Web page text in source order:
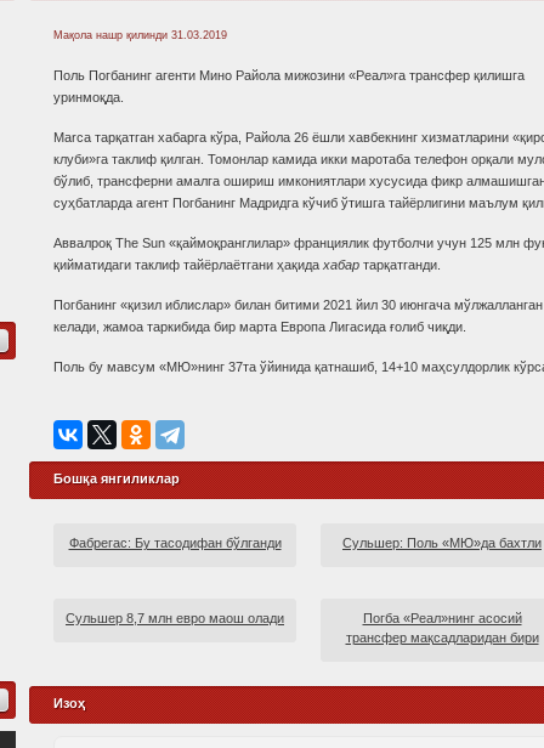
Мақола нашр қилинди 31.03.2019
Поль Погбанинг агенти Мино Райола мижозини «Реал»га трансфер қилишга
уринмоқда.
Marca тарқатган хабарга кўра, Райола 26 ёшли хавбекнинг хизматларини
клуби»га таклиф қилган. Томонлар камида икки маротаба телефон орқали
бўлиб, трансферни амалга ошириш имкониятлари хусусида фикр
суҳбатларда агент Погбанинг Мадридга кўчиб ўтишга тайёрлигини маълум
Аввалроқ The Sun «қаймоқранглилар» франциялик футболчи учун 125 млн
қийматидаги таклиф тайёрлаётгани ҳақида хабар тарқатганди.
Погбанинг «қизил иблислар» билан битими 2021 йил 30 июнгача
келади, жамоа таркибида бир марта Европа Лигасида ғолиб чиқди.
Поль бу мавсум «МЮ»нинг 37та ўйинида қатнашиб, 14+10 маҳсулдорлик
Бошқа янгиликлар
Фабрегас: Бу тасодифан бўлганди Сульшер: Поль «МЮ»да бахтли
Сульшер 8,7 млн евро маош олади
Погба «Реал»нинг асосий
трансфер мақсадларидан бири
Изоҳ